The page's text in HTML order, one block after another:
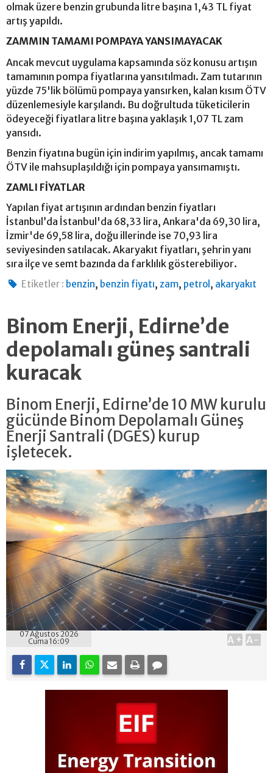
olmak üzere benzin grubunda litre başına 1,43 TL fiyat
artış yapıldı.
ZAMMIN TAMAMI POMPAYA YANSIMAYACAK
Ancak mevcut uygulama kapsamında söz konusu artışın
tamamının pompa fiyatlarına yansıtılmadı. Zam tutarının
yüzde 75'lik bölümü pompaya yansırken, kalan kısım ÖTV
düzenlemesiyle karşılandı. Bu doğrultuda tüketicilerin
ödeyeceği fiyatlara litre başına yaklaşık 1,07 TL zam
yansıdı.
Benzin fiyatına bugün için indirim yapılmış, ancak tamamı
ÖTV ile mahsuplaşıldığı için pompaya yansımamıştı.
ZAMLI FİYATLAR
Yapılan fiyat artışının ardından benzin fiyatları
İstanbul’da İstanbul'da 68,33 lira, Ankara'da 69,30 lira,
İzmir'de 69,58 lira, doğu illerinde ise 70,93 lira
seviyesinden satılacak. Akaryakıt fiyatları, şehrin yanı
sıra ilçe ve semt bazında da farklılık gösterebiliyor.
Etiketler : benzin, benzin fiyatı,zam, petrol , akaryakıt
Binom Enerji, Edirne’de
depolamalı güneş santrali
kuracak
Binom Enerji, Edirne’de 10 MW kurulu
gücünde Binom Depolamalı Güneş
Enerji Santrali (DGES) kurup
işletecek.
07 Ağustos 2026
Cuma 16:09
A+ A-